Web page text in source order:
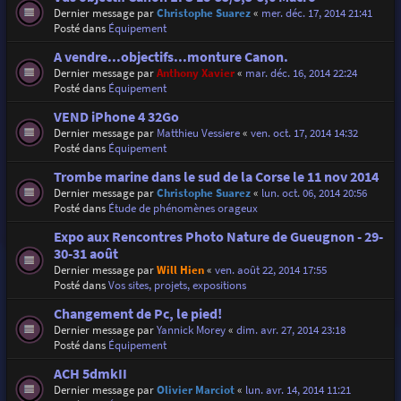
Dernier message parChristophe Suarez« mer. déc. 17, 2014 21:41
Posté dans Équipement
A vendre...objectifs...monture Canon.
Dernier message parAnthony Xavier« mar. déc. 16, 2014 22:24
Posté dans Équipement
VEND iPhone 4 32Go
Dernier message par Matthieu Vessiere« ven. oct. 17, 2014 14:32
Posté dans Équipement
Trombe marine dans le sud de la Corse le 11 nov 2014
Dernier message parChristophe Suarez« lun. oct. 06, 2014 20:56
Posté dans Étude de phénomènes orageux
Expo aux Rencontres Photo Nature de Gueugnon - 29-
30-31 août
Dernier message parWill Hien« ven. août 22, 2014 17:55
Posté dansVos sites, projets, expositions
Changement de Pc, le pied!
Dernier message parYannick Morey« dim. avr. 27, 2014 23:18
Posté dans Équipement
ACH 5dmkII
Dernier message parOlivier Marciot« lun. avr. 14, 2014 11:21